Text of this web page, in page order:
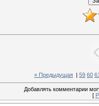
« Предыдущая 59 60
Добавлять комментарии
[